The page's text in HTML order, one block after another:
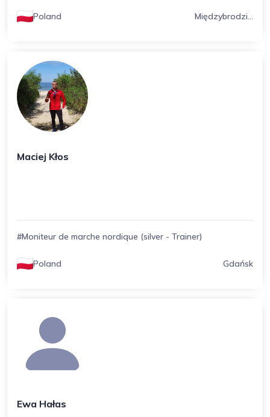
Poland Międzybrodzi...
Maciej Kłos
#Moniteur de marche nordique (silver - Trainer)
Poland Gdańsk
Ewa Hałas